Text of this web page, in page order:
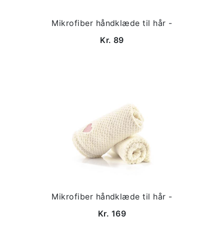
Mikrofiber håndklæde til hår -
Kr. 89
Mikrofiber håndklæde til hår -
Kr. 169